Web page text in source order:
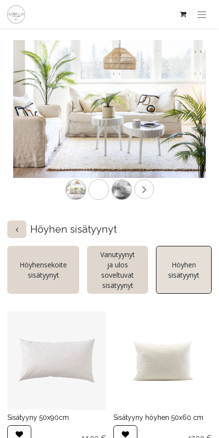
Edellinen
Höyhen sisätyynyt
Höyhensekoite
sisätyynyt
Vanutyynyt
ja ulos
soveltuvat
sisätyynyt
Höyhen
sisätyynyt
Sisätyyny 50x90cm Sisätyyny höyhen 50x60 cm